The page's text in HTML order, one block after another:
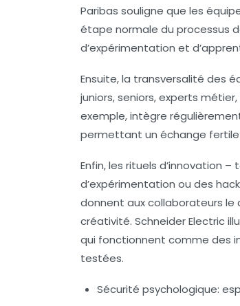
Paribas souligne que les
étape normale du processus
d’expérimentation et
Ensuite, la transversalité des
juniors, seniors, experts
exemple, intègre
permettant un échange
Enfin, les rituels d’innovation
d’expérimentation ou des
donnent aux collaborateurs
créativité. Schneider Electric
qui fonctionnent comme des
testées.
Sécurité psychologique: